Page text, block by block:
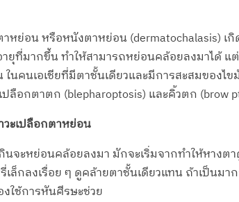
าหย่อน หรือหนังตาหย่อน (dermatochalasis)
ยุที่มากขึ้น ทำให้สามารถหย่อนคล้อยลงมาได้
ในคนเอเชียที่มีตาชั้นเดียวและมีการสะสมของ
ปลือกตาตก (blepharoptosis) และคิ้วตก (brow
วะเปลือกตาหย่อน
นจะหย่อนคล้อยลงมา มักจะเริ่มจากทำให้หาง
เล็กลงเรื่อย ๆ ดูคล้ายตาชั้นเดียวแทน ถ้าเป็นม
ใช้การหันศีรษะช่วย